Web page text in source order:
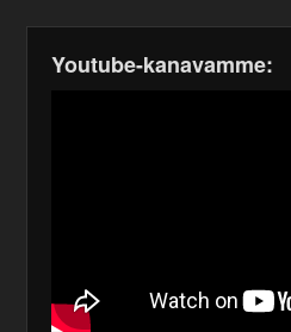
Youtube-kanavamme: